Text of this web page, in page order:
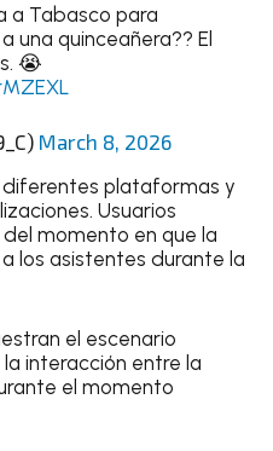
a Tabasco para
una quinceañera?? El
😭
March 8, 2026
diferentes plataformas y
Usuarios
momento en que la
los asistentes durante la
el escenario
interacción entre la
el momento